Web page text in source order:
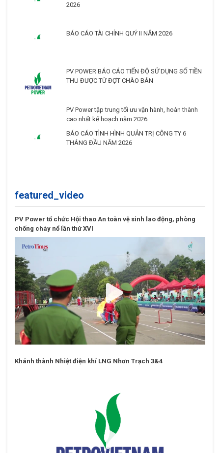
2026
BÁO CÁO TÀI CHÍNH QUÝ II NĂM 2026
PV POWER BÁO CÁO TIẾN ĐỘ SỬ DỤNG SỐ TIỀN
THU ĐƯỢC TỪ ĐỢT CHÀO BÁN
PV Power tập trung tối ưu vận hành, hoàn thành
cao nhất kế hoạch năm 2026
BÁO CÁO TÌNH HÌNH QUẢN TRỊ CÔNG TY 6
featured_video
PV Power tổ chức Hội thao An toàn vệ sinh lao động, phòng
chống cháy nổ lần thứ XVI